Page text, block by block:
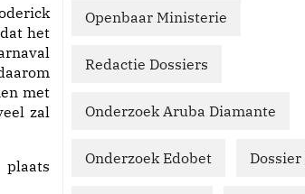
het
met
zal
plaats
Openbaar Ministerie
Redactie Dossiers
Onderzoek Aruba Diamante
Onderzoek Edobet